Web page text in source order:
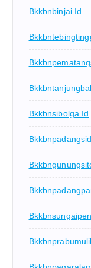
Bkkbnbinjai.id
Bkkbnsibolga.id